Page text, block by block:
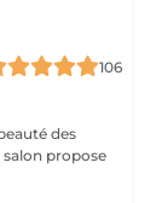
106
des
propose